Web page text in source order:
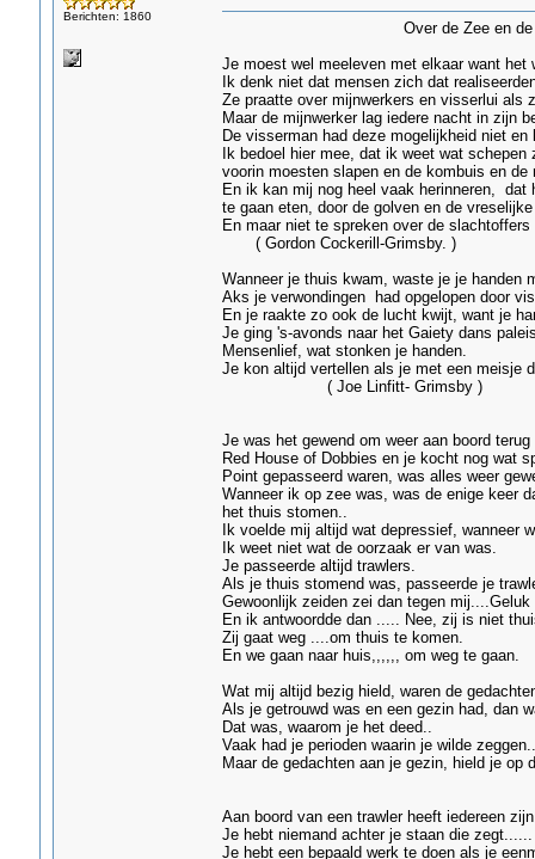
Berichten: 1860
Over de Zee en de
Je moest wel meeleven met elkaar want het
Ik denk niet dat mensen zich dat
Ze praatte over mijnwerkers en visserlui als
Maar de mijnwerker lag iedere nacht in zijn
De visserman had deze mogelijkheid niet
Ik bedoel hier mee, dat ik weet wat
voorin moesten slapen en de kombuis en
En ik kan mij nog heel vaak herinneren,
te gaan eten, door de golven en de
En maar niet te spreken over de
( Gordon Cockerill-Grimsby. )
Wanneer je thuis kwam, waste je je handen
Aks je verwondingen had opgelopen door
En je raakte zo ook de lucht kwijt, want je
Je ging 's-avonds naar het Gaiety dans
Mensenlief, wat stonken je handen.
Je kon altijd vertellen als je met een
( Joe Linfitt- Grimsby )
Je was het gewend om weer aan boord
Red House of Dobbies en je kocht nog wat
Point gepasseerd waren, was alles weer
Wanneer ik op zee was, was de enige keer
het thuis stomen..
Ik voelde mij altijd wat depressief, wanneer
Ik weet niet wat de oorzaak er van was.
Je passeerde altijd trawlers.
Als je thuis stomend was, passeerde je
Gewoonlijk zeiden zei dan tegen
En ik antwoordde dan ..... Nee, zij is niet
Zij gaat weg ....om thuis te komen.
En we gaan naar huis,,,,,, om weg
Wat mij altijd bezig hield, waren de
Als je getrouwd was en een gezin had, dan
Dat was, waarom je het deed..
Vaak had je perioden waarin je wilde
Maar de gedachten aan je gezin, hield je op
Aan boord van een trawler heeft iedereen
Je hebt niemand achter je staan die
Je hebt een bepaald werk te doen als je